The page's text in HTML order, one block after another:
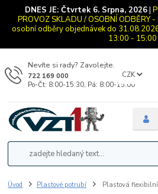
DNES JE: Čtvrtek 6. Srpna, 2026|
PROVOZ SKLADU / OSOBNÍ ODBĚRY
osobní odběry objednávek do
13:00 - 15:00
CZK
Nevíte si rady? Zavolejte.
722 169 000
Po-Čt: 8:00-15:30, Pá: 8:00-15:00
Úvod Plastové potrubí Plastová